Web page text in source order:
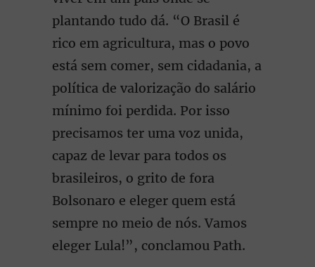
plantando tudo dá. “O Brasil é
rico em agricultura, mas o povo
está sem comer, sem cidadania, a
política de valorização do salário
mínimo foi perdida. Por isso
precisamos ter uma voz unida,
capaz de levar para todos os
brasileiros, o grito de fora
Bolsonaro e eleger quem está
sempre no meio de nós. Vamos
eleger Lula!”, conclamou Path.